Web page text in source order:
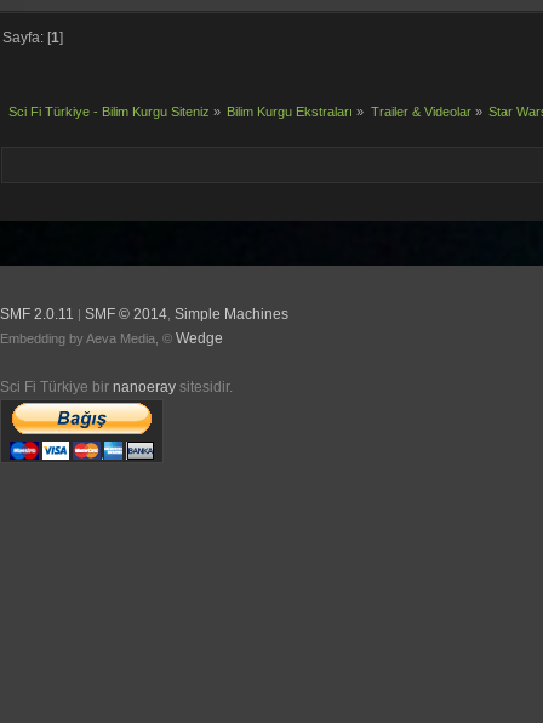
Sayfa: [1]
Sci Fi Türkiye - Bilim Kurgu Siteniz » Bilim Kurgu Ekstraları » Trailer & Videolar» Star
SMF 2.0.11 SMF © 2014 Simple Machines
Embedding by Aeva Media, © Wedge
Sci Fi Türkiye bir nanoeray sitesidir.